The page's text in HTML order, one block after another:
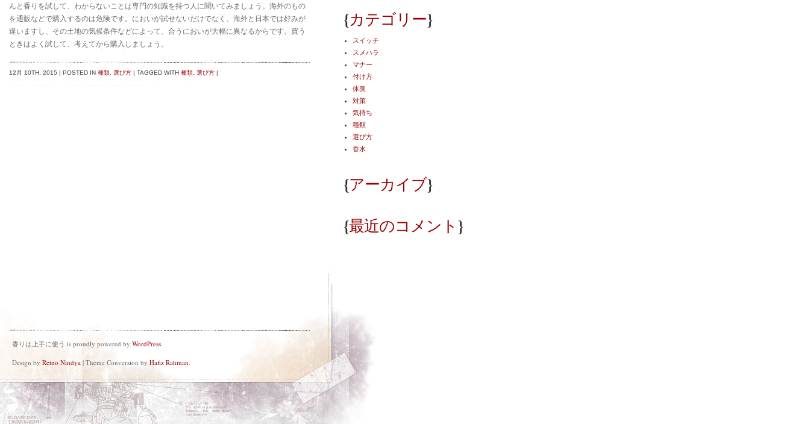
んと香りを試して、わからないことは専門の知識を持つ人に聞いてみましょう。海外のもの
を通販などで購入するのは危険です。においが試せないだけでなく、海外と日本では好みが
違いますし、その土地の気候条件などによって、合うにおいが大幅に異なるからです。買う
ときはよく試して、考えてから購入しましょう。
12月 10TH, 2015 | POSTED IN 種類 選び方 | TAGGED WITH 種類 選び方 |
{カテゴリー}
スイッチ
スメハラ
マナー
付け方
体臭
対策
気持ち
種類
選び方
香水
{アーカイブ}
{最近のコメント }
香りは上手に使う is proudly powered by WordPress.
Design by Retno Nindya | Theme Conversion by Hafiz Rahman.